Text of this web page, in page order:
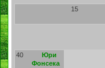
15
40
Юри
Фонсека